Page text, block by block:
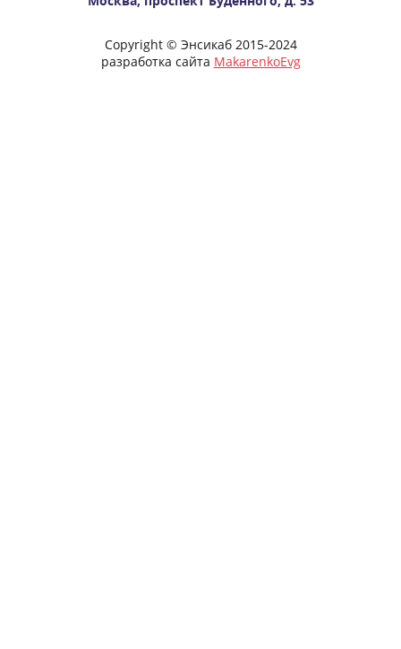
Copyright © Энсикаб 2015-2024
разработка сайта MakarenkoEvg